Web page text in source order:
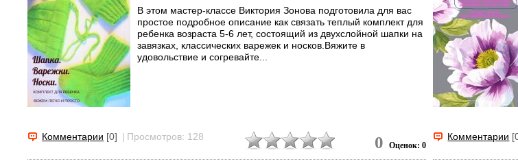
В этом мастер-классе Виктория Зонова подготовила для вас
простое подробное описание как связать теплый комплект для
ребенка возраста 5-6 лет, состоящий из двухслойной шапки на
завязках, классических варежек и носков.Вяжите в
удовольствие и согревайте...
Комментарии [0] | Просмотров: 128 0 Оценок: 0
Комментарии